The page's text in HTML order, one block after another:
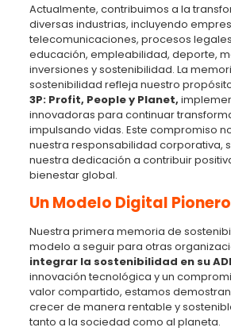
Actualmente, contribuimos a la
diversas industrias, incluyendo
telecomunicaciones, procesos
educación, empleabilidad, deporte,
inversiones y sostenibilidad. La
sostenibilidad refleja nuestro
3P: Profit, People y Planet,
innovadoras para continuar
impulsando vidas. Este compromiso
nuestra responsabilidad corporativa,
nuestra dedicación a contribuir
bienestar global.
Un Modelo Digital Pionero
Nuestra primera memoria de
modelo a seguir para otras
integrar la sostenibilidad en su
innovación tecnológica y un
valor compartido, estamos
crecer de manera rentable y
tanto a la sociedad como al planeta.